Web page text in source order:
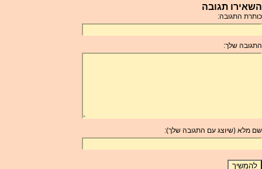
השאירו תגובה
כותרת התגובה:
התגובה שלך:
שם מלא (שיוצג עם התגובה שלך):